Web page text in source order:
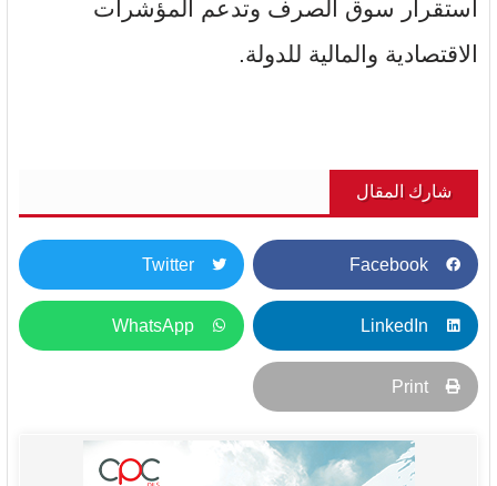
استقرار سوق الصرف وتدعم المؤشرات
الاقتصادية والمالية للدولة.
شارك المقال
Facebook
Twitter
LinkedIn
WhatsApp
Print